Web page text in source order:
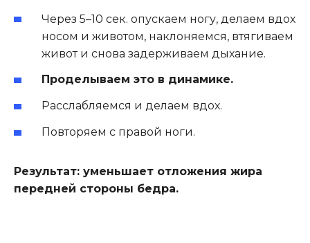
Через 5–10 сек. опускаем ногу, делаем вдох
носом и животом, наклоняемся, втягиваем
живот и снова задерживаем дыхание.
Проделываем это в динамике.
Расслабляемся и делаем вдох.
Повторяем с правой ноги.
Результат: уменьшает отложения жира
передней стороны бедра.